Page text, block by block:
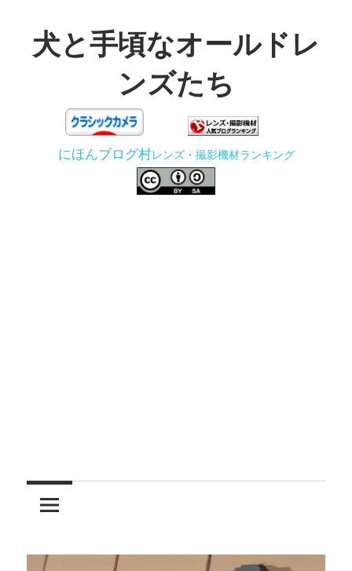
テ犬と手頃なオールドレ
ンズたち
う
にほんブログ村レンズ・撮影機材ランキング